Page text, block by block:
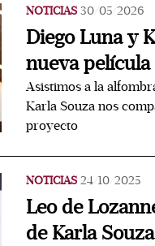
NOTICIAS 30/05/2026
Diego Luna y
nueva película
Asistimos a la
Karla Souza nos
proyecto
NOTICIAS 24/10/2025
Leo de
de Karla